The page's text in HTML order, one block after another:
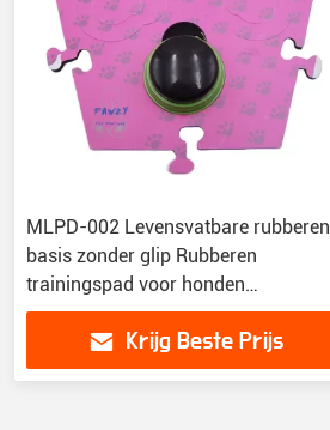
MLPD-002 Levensvatbare rubberen
basis zonder glip Rubberen
trainingspad voor honden
Huisdierspad voor honden
Krijg Beste Prijs